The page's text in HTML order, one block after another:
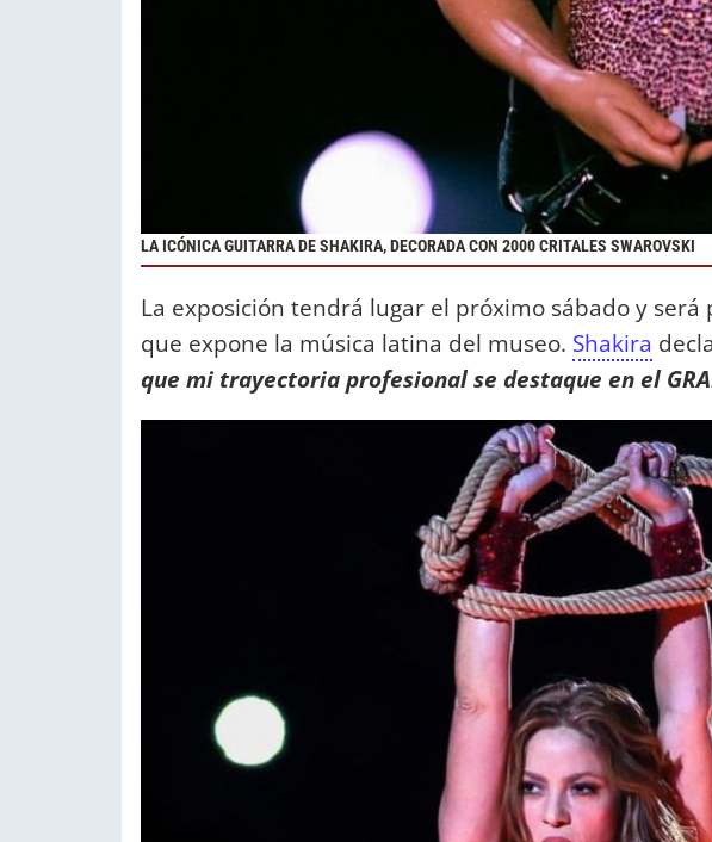
LA ICÓNICA GUITARRA DE SHAKIRA, DECORADA CON 2000 CRITALES SWAROVSKI
La exposición tendrá lugar el próximo sábado y
que expone la música latina del museo. Shakira
que mi trayectoria profesional se destaque en el